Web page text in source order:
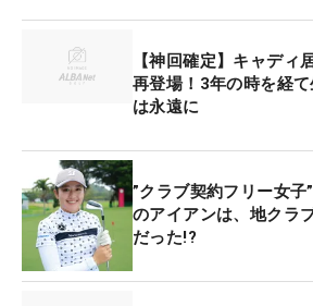
【神回確定】キャディ
再登場！3年の時を経
は永遠に
”クラブ契約フリー女子
のアイアンは、地クラ
だった!?